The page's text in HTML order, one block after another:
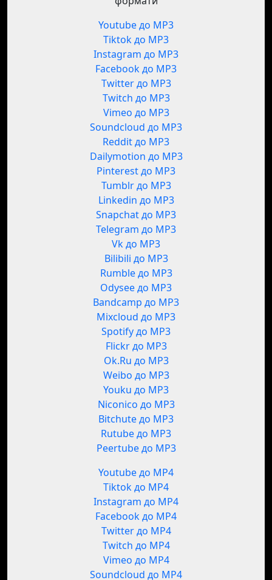
Youtube до MP3
Tiktok до MP3
Instagram до MP3
Facebook до MP3
Twitter до MP3
Twitch до MP3
Vimeo до MP3
Soundcloud до MP3
Reddit до MP3
Dailymotion до MP3
Pinterest до MP3
Tumblr до MP3
Linkedin до MP3
Snapchat до MP3
Telegram до MP3
Vk до MP3
Bilibili до MP3
Rumble до MP3
Odysee до MP3
Bandcamp до MP3
Mixcloud до MP3
Spotify до MP3
Flickr до MP3
Ok.Ru до MP3
Weibo до MP3
Youku до MP3
Niconico до MP3
Bitchute до MP3
Rutube до MP3
Peertube до MP3
Youtube до MP4
Tiktok до MP4
Instagram до MP4
Facebook до MP4
Twitter до MP4
Twitch до MP4
Vimeo до MP4
Soundcloud до MP4